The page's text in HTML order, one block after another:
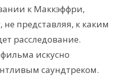
к Маккэффри,
не представляя, к каким
расследование.
искусно
саундтреком.